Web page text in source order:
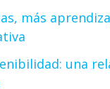
más
una